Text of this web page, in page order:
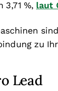
%, laut
zu
Lead